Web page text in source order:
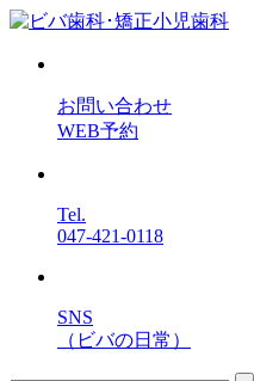
お問い合わせ
WEB予約
Tel.
047-421-0118
SNS
（ビバの日常）